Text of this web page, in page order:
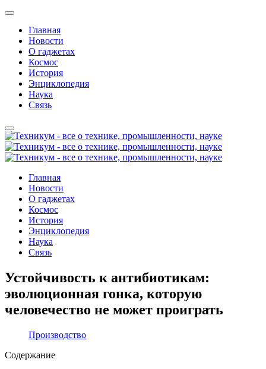
Главная
Новости
О гаджетах
Космос
История
Энциклопедия
Наука
Связь
Главная
Новости
О гаджетах
Космос
История
Энциклопедия
Наука
Связь
Устойчивость к антибиотикам:
эволюционная гонка, которую
человечество не может проиграть
Производство
Содержание